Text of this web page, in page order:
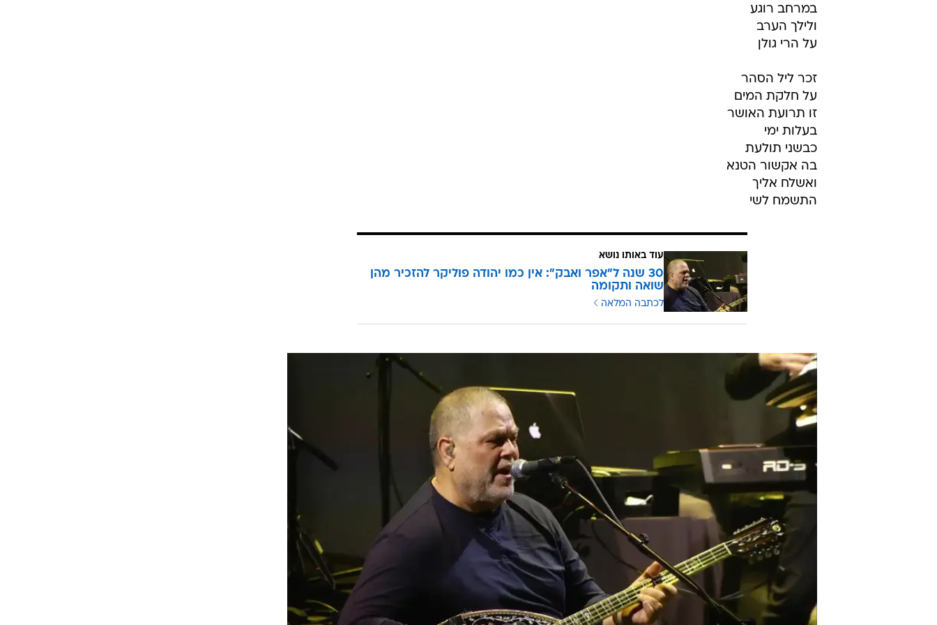
במרחב רוגע
ולילך הערב
על הרי גולן
זכר ליל הסהר
על חלקת המים
זו תרועת האושר
בעלות ימי
כבשני תולעת
בה אקשור הטנא
ואשלח אליך
התשמח לשי
עוד באותו נושא
30 שנה ל"אפר ואבק": אין כמו יהודה פוליקר להזכיר מהן
שואה ותקומה
לכתבה המלאה